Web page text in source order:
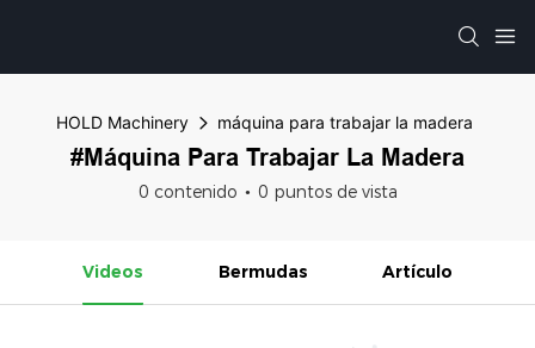
HOLD Machinery máquina para trabajar la madera
#máquina Para Trabajar La Madera
0 contenido 0 puntos de vista
Videos Bermudas Artículo